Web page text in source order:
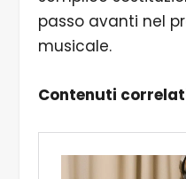
passo avanti nel
musicale.
Contenuti